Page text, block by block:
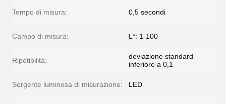
Tempo di misura: 0,5 secondi
Campo di misura: L*: 1-100
Ripetibilità:
deviazione standard
inferiore a 0,1
Sorgente luminosa di misurazione: LED